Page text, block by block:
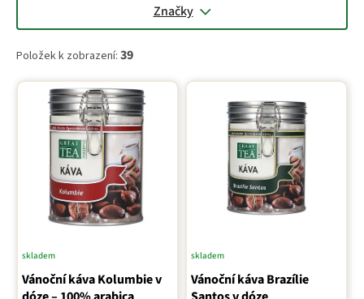
p
o
d
Značky
Položek k zobrazení: 39
V
u
Vánoční káva Kolumbie v
skladem
Vánoční káva Brazílie
Průměrné
hodnocení
skladem